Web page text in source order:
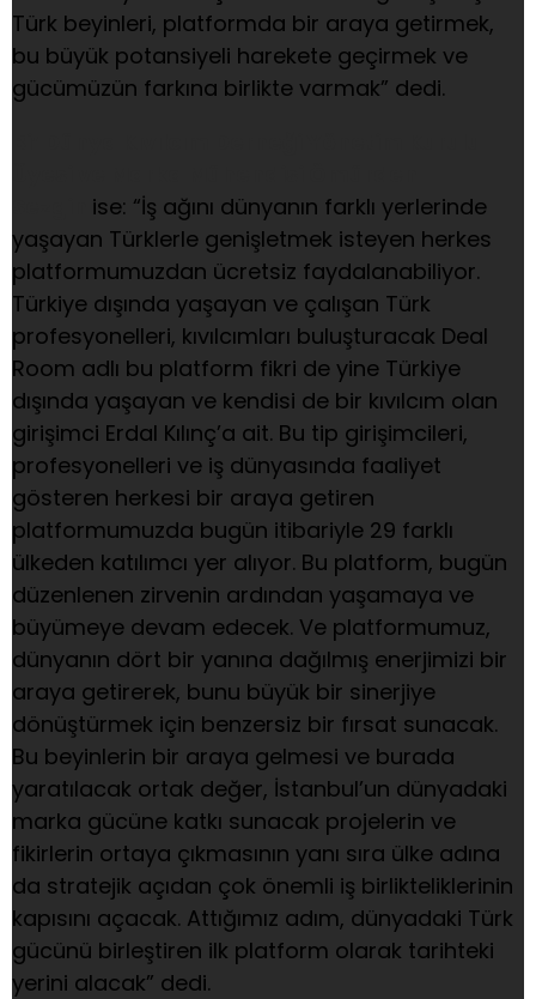
Türk beyinleri, platformda bir araya getirmek,
bu büyük potansiyeli harekete geçirmek ve
gücümüzün farkına birlikte varmak” dedi.
ise: “İş ağını dünyanın farklı yerlerinde
yaşayan Türklerle genişletmek isteyen herkes
platformumuzdan ücretsiz faydalanabiliyor.
Türkiye dışında yaşayan ve çalışan Türk
profesyonelleri, kıvılcımları buluşturacak Deal
Room adlı bu platform fikri de yine Türkiye
dışında yaşayan ve kendisi de bir kıvılcım olan
girişimci Erdal Kılınç’a ait. Bu tip girişimcileri,
profesyonelleri ve iş dünyasında faaliyet
gösteren herkesi bir araya getiren
platformumuzda bugün itibariyle 29 farklı
ülkeden katılımcı yer alıyor. Bu platform, bugün
düzenlenen zirvenin ardından yaşamaya ve
büyümeye devam edecek. Ve platformumuz,
dünyanın dört bir yanına dağılmış enerjimizi bir
araya getirerek, bunu büyük bir sinerjiye
dönüştürmek için benzersiz bir fırsat sunacak.
Bu beyinlerin bir araya gelmesi ve burada
yaratılacak ortak değer, İstanbul’un dünyadaki
marka gücüne katkı sunacak projelerin ve
fikirlerin ortaya çıkmasının yanı sıra ülke adına
da stratejik açıdan çok önemli iş birlikteliklerinin
kapısını açacak. Attığımız adım, dünyadaki Türk
gücünü birleştiren ilk platform olarak tarihteki
yerini alacak” dedi.